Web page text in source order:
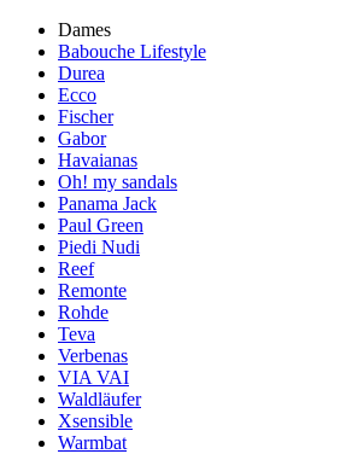
Dames
Babouche Lifestyle
Durea
Ecco
Fischer
Gabor
Havaianas
Oh! my sandals
Panama Jack
Paul Green
Piedi Nudi
Reef
Remonte
Rohde
Teva
Verbenas
VIA VAI
Waldläufer
Xsensible
Warmbat